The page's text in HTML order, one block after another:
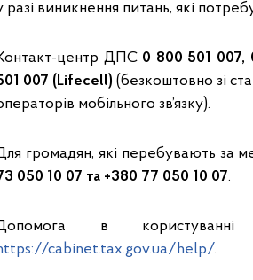
разі виникнення питань, які
центр ДПС 0 800 501 007,
007 (Lifecell) (безкоштовно зі
мобільного зв’язку).
громадян, які перебувають за
050 10 07 та +380 77 050 10 07.
в користуванні
cabinet.tax.gov.ua/help/.